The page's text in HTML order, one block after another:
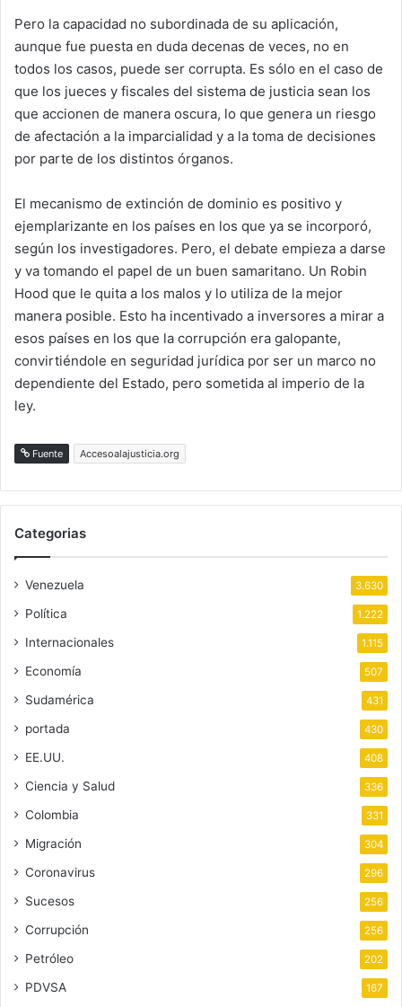
Pero la capacidad no subordinada de su aplicación,
aunque fue puesta en duda decenas de veces, no en
todos los casos, puede ser corrupta. Es sólo en el caso de
que los jueces y fiscales del sistema de justicia sean los
que accionen de manera oscura, lo que genera un riesgo
de afectación a la imparcialidad y a la toma de decisiones
por parte de los distintos órganos.
El mecanismo de extinción de dominio es positivo y
ejemplarizante en los países en los que ya se incorporó,
según los investigadores. Pero, el debate empieza a darse
y va tomando el papel de un buen samaritano. Un Robin
Hood que le quita a los malos y lo utiliza de la mejor
manera posible. Esto ha incentivado a inversores a mirar a
esos países en los que la corrupción era galopante,
convirtiéndole en seguridad jurídica por ser un marco no
dependiente del Estado, pero sometida al imperio de la
ley.
Fuente Accesoalajusticia.org
Categorias
Venezuela 3.630
Política 1.222
Internacionales 1.115
Economía 507
Sudamérica 431
portada 430
EE.UU. 408
Ciencia y Salud 336
Colombia 331
Migración 304
Coronavirus 296
Sucesos 256
Corrupción 256
Petróleo 202
PDVSA 167